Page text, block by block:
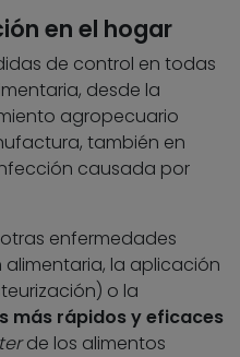
en el hogar
de control en todas
desde la
agropecuario
también en
causada por
enfermedades
la aplicación
o la
más rápidos y eficaces
de los alimentos